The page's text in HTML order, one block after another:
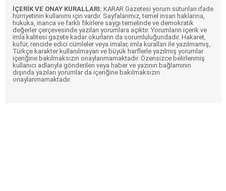
İÇERİK VE ONAY KURALLARI: KARAR Gazetesi yorum sütunları ifade
hürriyetinin kullanımı için vardır. Sayfalarımız, temel insan haklarına,
hukuka, inanca ve farklı fikirlere saygı temelinde ve demokratik
değerler çerçevesinde yazılan yorumlara açıktır. Yorumların içerik ve
imla kalitesi gazete kadar okurların da sorumluluğundadır. Hakaret,
küfür, rencide edici cümleler veya imalar, imla kuralları ile yazılmamış,
Türkçe karakter kullanılmayan ve büyük harflerle yazılmış yorumlar
içeriğine bakılmaksızın onaylanmamaktadır. Özensizce belirlenmiş
kullanıcı adlarıyla gönderilen veya haber ve yazının bağlamının
dışında yazılan yorumlar da içeriğine bakılmaksızın
onaylanmamaktadır.